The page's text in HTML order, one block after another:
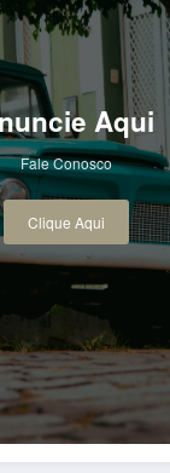
Aqui
Fale Conosco
Clique Aqui